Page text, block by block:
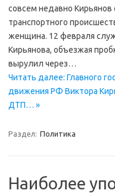
совсем недавно
транспортного
женщина. 12 февраля
Кирьянова, объезжая
вырулил через…
Читать далее: Главного
движения РФ Виктора
ДТП… »
Раздел: Политика
Наиболее